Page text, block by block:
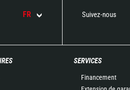
FR Suivez-nous
SERVICES
Financement